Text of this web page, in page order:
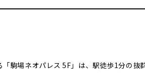
駒場ネオパレス 5F」は、駅徒歩1分の抜